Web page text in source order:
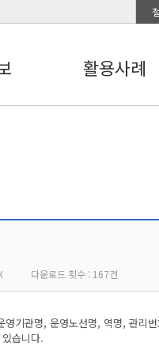
활용사례
다운로드 횟수 : 167건
기관명, 운영노선명, 역명, 관리
습니다.